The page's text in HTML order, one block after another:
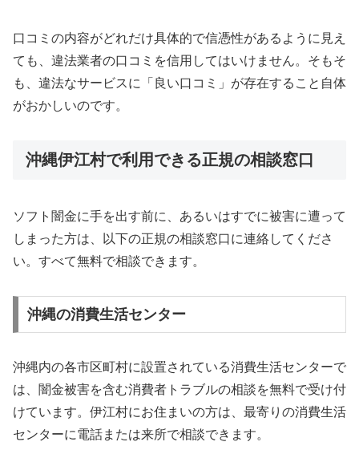
口コミの内容がどれだけ具体的で信憑性があるように見え
ても、違法業者の口コミを信用してはいけません。そもそ
も、違法なサービスに「良い口コミ」が存在すること自体
がおかしいのです。
沖縄伊江村で利用できる正規の相談窓口
ソフト闇金に手を出す前に、あるいはすでに被害に遭って
しまった方は、以下の正規の相談窓口に連絡してくださ
い。すべて無料で相談できます。
沖縄の消費生活センター
沖縄内の各市区町村に設置されている消費生活センターで
は、闇金被害を含む消費者トラブルの相談を無料で受け付
けています。伊江村にお住まいの方は、最寄りの消費生活
センターに電話または来所で相談できます。